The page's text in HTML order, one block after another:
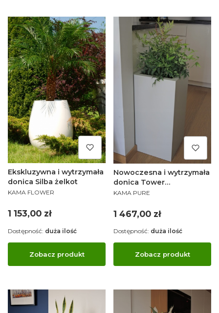
Ekskluzywna i wytrzymała
donica Silba żelkot
PRODUCENT
KAMA FLOWER
Cena
1 153,00 zł
Zobacz produkt
Dostępność: duża ilość
Nowoczesna i wytrzymała
donica Tower
kompozytowa
PRODUCENT
KAMA PURE
Cena
1 467,00 zł
Zobacz produkt
Dostępność: duża ilość